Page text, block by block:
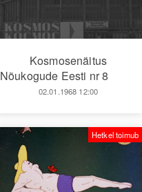
Kosmosenäitus
Nõukogude Eesti nr 8
02.01.1968 12:00
Hetkel toimub